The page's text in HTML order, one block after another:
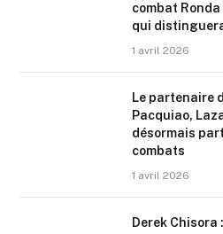
combat
qui distinguera
1 avril 2026
Le partenaire
Pacquiao,
désormais
combats
1 avril 2026
Derek Chisora